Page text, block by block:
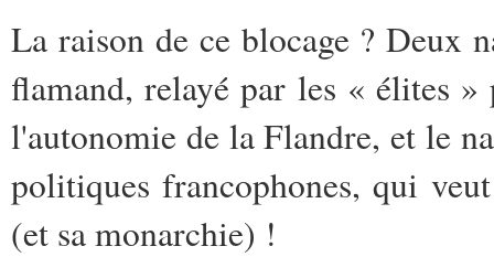
La raison de ce blocage ? Deux
flamand, relayé par les « élites
l'autonomie de la Flandre, et le
politiques francophones, qui
(et sa monarchie) !